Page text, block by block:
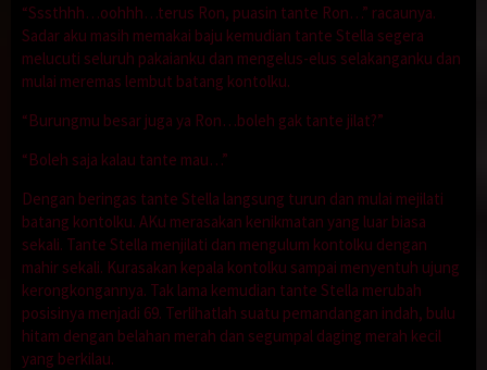
“Sssthhh…oohhh…terus Ron, puasin tante Ron…” racaunya.
Sadar aku masih memakai baju kemudian tante Stella segera
melucuti seluruh pakaianku dan mengelus-elus selakanganku dan
mulai meremas lembut batang kontolku.
“Burungmu besar juga ya Ron…boleh gak tante jilat?”
“Boleh saja kalau tante mau…”
Dengan beringas tante Stella langsung turun dan mulai mejilati
batang kontolku. AKu merasakan kenikmatan yang luar biasa
sekali. Tante Stella menjilati dan mengulum kontolku dengan
mahir sekali. Kurasakan kepala kontolku sampai menyentuh ujung
kerongkongannya. Tak lama kemudian tante Stella merubah
posisinya menjadi 69. Terlihatlah suatu pemandangan indah, bulu
hitam dengan belahan merah dan segumpal daging merah kecil
yang berkilau.